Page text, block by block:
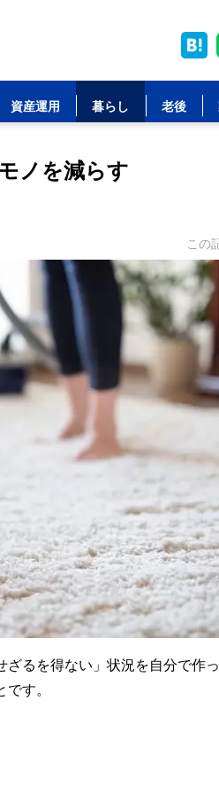
資産運用 暮らし 老後
ノを減らす
この
るを得ない」状況を自分で作
す。